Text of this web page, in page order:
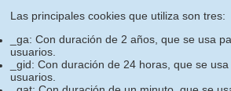
Las principales cookies que utiliza son tres:
_ga: Con duración de 2 años, que se usa
usuarios.
_gid: Con duración de 24 horas, que se
usuarios.